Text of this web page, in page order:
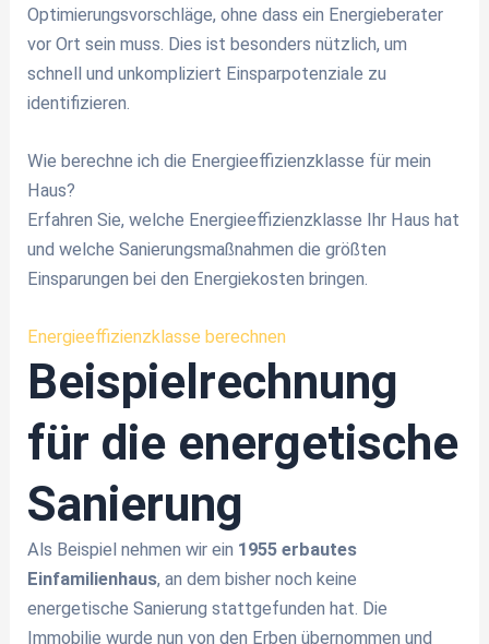
Optimierungsvorschläge, ohne dass ein Energieberater
vor Ort sein muss. Dies ist besonders nützlich, um
schnell und unkompliziert Einsparpotenziale zu
identifizieren.
Wie berechne ich die Energieeffizienzklasse für mein
Haus?
Erfahren Sie, welche Energieeffizienzklasse Ihr Haus hat
und welche Sanierungsmaßnahmen die größten
Einsparungen bei den Energiekosten bringen.
Energieeffizienzklasse berechnen
Beispielrechnung
für die energetische
Sanierung
Als Beispiel nehmen wir ein 1955 erbautes
Einfamilienhaus, an dem bisher noch keine
energetische Sanierung stattgefunden hat. Die
Immobilie wurde nun von den Erben übernommen und